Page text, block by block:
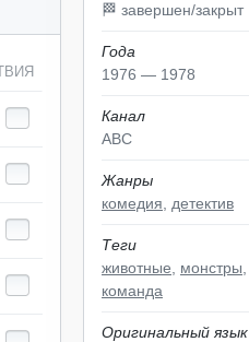
🏁 завершен/закрыт
Года
1976 — 1978
Канал
ABC
Жанры
комедия
детектив
Теги
животные
монстры
команда
Оригинальный язык